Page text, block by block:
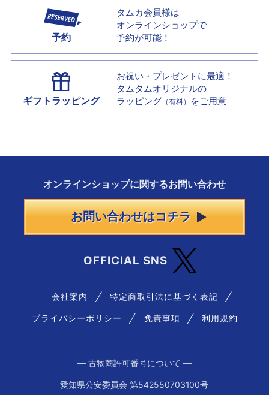
予約
タムカ会員様は
オンラインショップで
予約が可能！
ギフトラッピング
お祝い・プレゼントに最適！
タムタムオリジナルの
ラッピング （有料） をご用意
オンラインショップに関するお問い合わせ
お問い合わせはコチラ
OFFICIAL SNS
会社案内 特定商取引法に基づく表記
プライバシーポリシー 免責事項 利用規約
― 古物商許可番号について ―
愛知県公安委員会 第542550703100号